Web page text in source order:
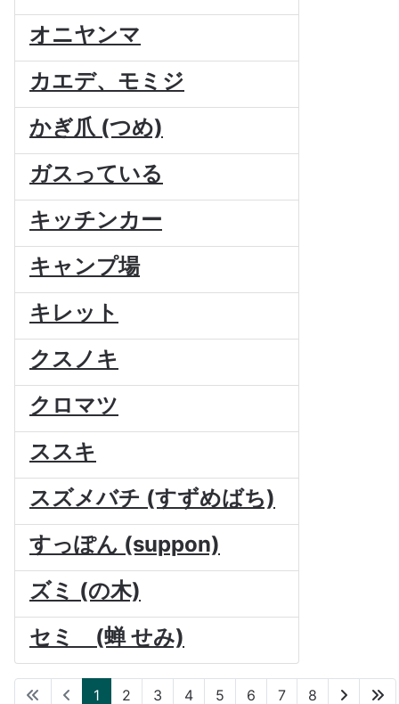
オニヤンマ
カエデ、モミジ
かぎ爪 (つめ)
ガスっている
キッチンカー
キャンプ場
キレット
クスノキ
クロマツ
ススキ
スズメバチ (すずめばち)
すっぽん (suppon)
ズミ (の木)
セミ (蝉 せみ)
1 2 3 4 5 6 7 8